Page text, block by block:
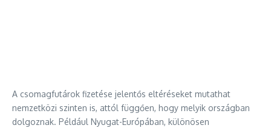
A csomagfutárok fizetése jelentős eltéréseket mutathat
nemzetközi szinten is, attól függően, hogy melyik országban
dolgoznak. Például Nyugat-Európában, különösen